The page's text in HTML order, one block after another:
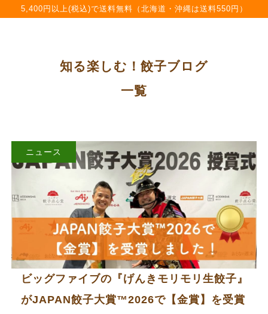
5,400円以上(税込)で送料無料（北海道・沖縄は送料550円）
知る楽しむ！餃子ブログ
一覧
ニュース
ビッグファイブの『げんきモリモリ生餃子』
がJAPAN餃子大賞™2026で【金賞】を受賞